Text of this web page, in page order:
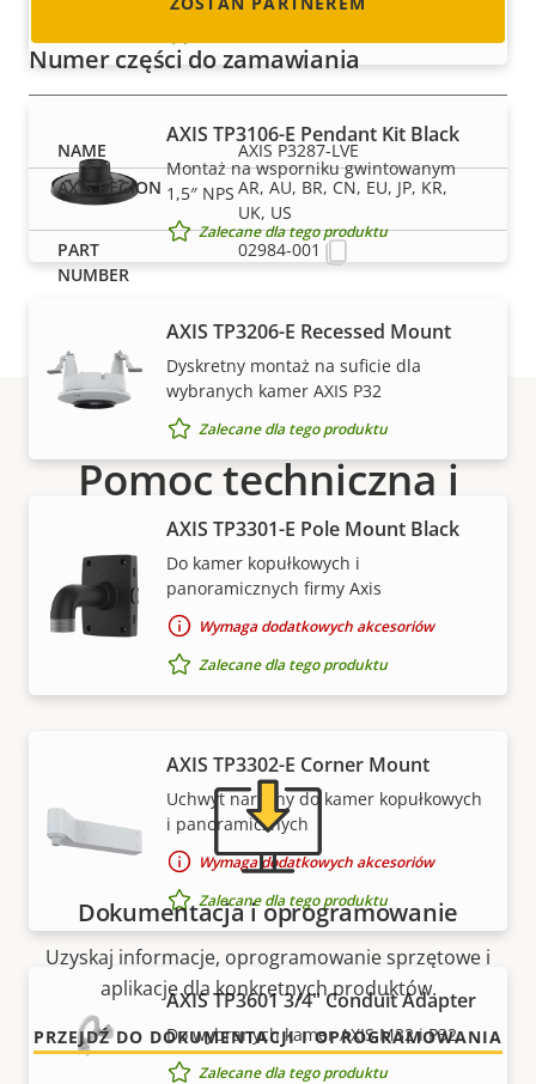
AXIS TP3106-E Pendant Kit Black
Montaż na wsporniku gwintowanym
1,5″ NPS
Zalecane dla tego produktu
AXIS TP3206-E Recessed Mount
Dyskretny montaż na suficie dla
wybranych kamer AXIS P32
Zalecane dla tego produktu
AXIS TP3301-E Pole Mount Black
Do kamer kopułkowych i
panoramicznych firmy Axis
Wymaga dodatkowych akcesoriów
Zalecane dla tego produktu
AXIS TP3302-E Corner Mount
Uchwyt narożny do kamer kopułkowych
i panoramicznych
Wymaga dodatkowych akcesoriów
Zalecane dla tego produktu
AXIS TP3601 3/4" Conduit Adapter
Do wybranych kamer AXIS M32 i P32
Zalecane dla tego produktu
Numer części do zamawiania
AXIS P3287-LVE
AR, AU, BR, CN, EU, JP, KR,
UK, US
02984-001
Pomoc techniczna i
zasoby
Potrzebujesz informacji o produktach lub
oprogramowaniu firmy Axis albo pomocy jednego z
naszych ekspertów?
Dokumentacja i oprogramowanie
Uzyskaj informacje, oprogramowanie sprzętowe i
aplikacje dla konkretnych produktów.
PRZEJDŹ DO DOKUMENTACJI I OPROGRAMOWANIA